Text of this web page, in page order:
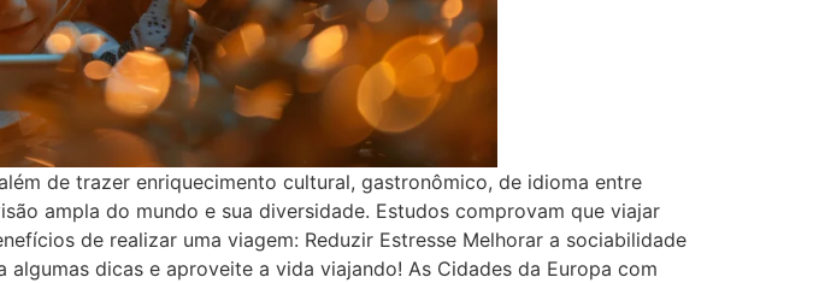
de trazer enriquecimento cultural, gastronômico, de idioma entre
ampla do mundo e sua diversidade. Estudos comprovam que viajar
de realizar uma viagem: Reduzir Estresse Melhorar a sociabilidade
dicas e aproveite a vida viajando! As Cidades da Europa com